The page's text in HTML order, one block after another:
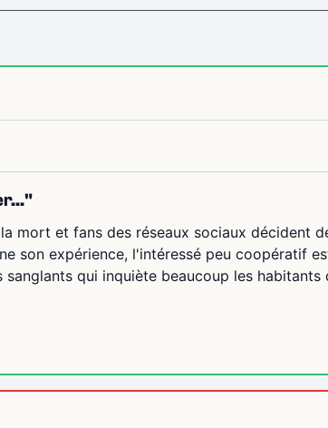
mort et fans des réseaux sociaux décident
son expérience, l'intéressé peu coopératif
qui inquiète beaucoup les habitants